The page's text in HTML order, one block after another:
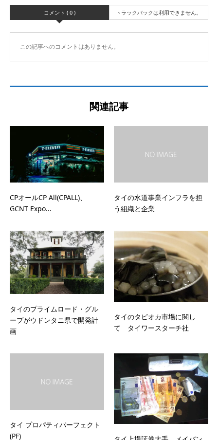
コメント ( 0 ) トラックバックは利用できません。
この記事へのコメントはありません。
関連記事
CPオールCP All(CPALL)、
GCNT Expo...
タイの水道事業インフラを担
う組織と企業
タイのプライムロード・グル
ープがウドンタニ県で開発計
画
タイのタピオカ市場に関し
て タイワースターチ社
タイ プロパティパーフェクト
(PF)